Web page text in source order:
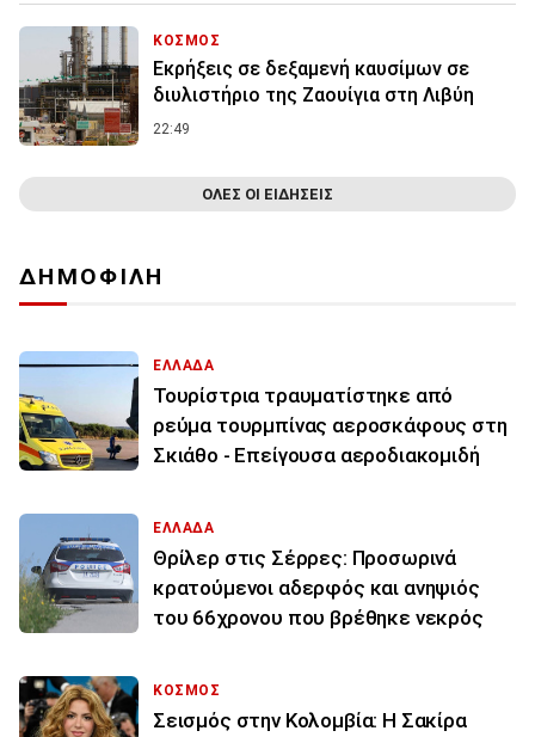
ΚΟΣΜΟΣ
Εκρήξεις σε δεξαμενή καυσίμων σε
διυλιστήριο της Ζαουίγια στη Λιβύη
22:49
ΟΛΕΣ ΟΙ ΕΙΔΗΣΕΙΣ
ΔΗΜΟΦΙΛΗ
ΕΛΛΑΔΑ
Τουρίστρια τραυματίστηκε από
ρεύμα τουρμπίνας αεροσκάφους στη
Σκιάθο - Επείγουσα αεροδιακομιδή
ΕΛΛΑΔΑ
Θρίλερ στις Σέρρες: Προσωρινά
κρατούμενοι αδερφός και ανηψιός
του 66χρονου που βρέθηκε νεκρός
ΚΟΣΜΟΣ
Σεισμός στην Κολομβία: Η Σακίρα